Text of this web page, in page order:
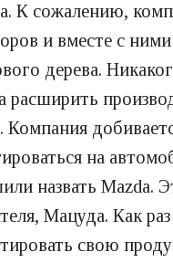
К сожалению,
и вместе с
дерева.
расширить
Компания
на
назвать Mazda.
Мацуда. Как
свою